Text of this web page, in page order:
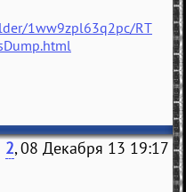
1ww9zpl63q2pc/RT
2, 08 Декабря 13 19:17